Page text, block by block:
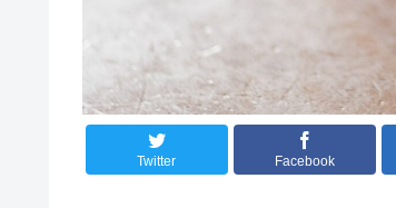
Twitter Facebook